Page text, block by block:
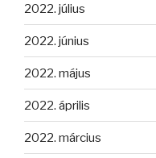
2022. július
2022. június
2022. május
2022. április
2022. március